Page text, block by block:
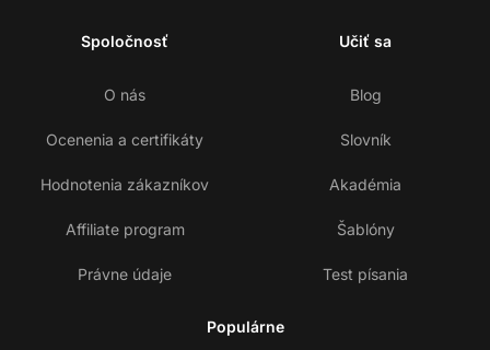
Spoločnosť
O nás
Ocenenia a certifikáty
Hodnotenia zákazníkov
Affiliate program
Právne údaje
Učiť sa
Blog
Slovník
Akadémia
Šablóny
Test písania
Populárne